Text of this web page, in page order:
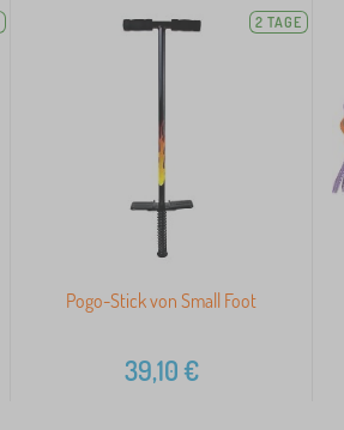
2 TAGE
Pogo-Stick von Small Foot
39,10€